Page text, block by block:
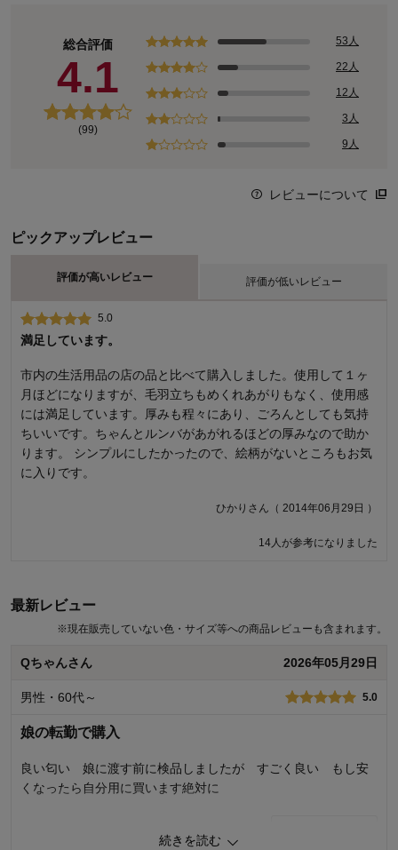
総合評価
4.1
(99)
53人
22人
12人
3人
9人
レビューについて
ピックアップレビュー
評価が高いレビュー 評価が低いレビュー
5.0
満足しています。
市内の生活用品の店の品と比べて購入しました。使用して１ヶ
月ほどになりますが、毛羽立ちもめくれあがりもなく、使用感
には満足しています。厚みも程々にあり、ごろんとしても気持
ちいいです。ちゃんとルンバがあがれるほどの厚みなので助か
ります。 シンプルにしたかったので、絵柄がないところもお気
に入りです。
ひかりさん（ 2014年06月29日 ）
14人が参考になりました
1.0
こういう可能性があると諦めた方がいいんでしょうか
マンション住まいです。部屋すべてをリフォームし、フローリ
ングにカーペットなしで過ごしています。新築に近く階数も高
いせいか家の中では虫は滅多に見ません。商品到着後、封を開
けて数分で両足首と甲をダニに４箇所、噛まれました。すぐに
ダニ取り用のマット２枚を挟みました。数日後、様子を見よう
と持ち上げたところ、前回と同じような場所をまた噛まれまし
サンダルも気になって履かないようにしています。今は、ダニ
商品のご購入、ならびにレビューへのご投稿ありがとうございます。
せん。現在販売中の商品につきましては生産時の品質管理及び検品を
今後もお客様により満足度の高い商品をお届けできるよう努力をして
最新レビュー
※現在販売していない色・サイズ等への商品レビューも含まれます。
Qちゃんさん 2026年05月29日
男性・60代～ 5.0
娘の転勤で購入
良い匂い 娘に渡す前に検品しましたが すごく良い もし安
くなったら自分用に買います絶対に
続きを読む